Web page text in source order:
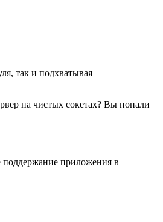
так и подхватывая
на чистых сокетах? Вы попали
поддержание приложения в